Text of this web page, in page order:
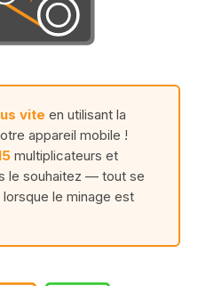
vite en utilisant la
appareil mobile !
multiplicateurs et
le souhaitez — tout se
le minage est